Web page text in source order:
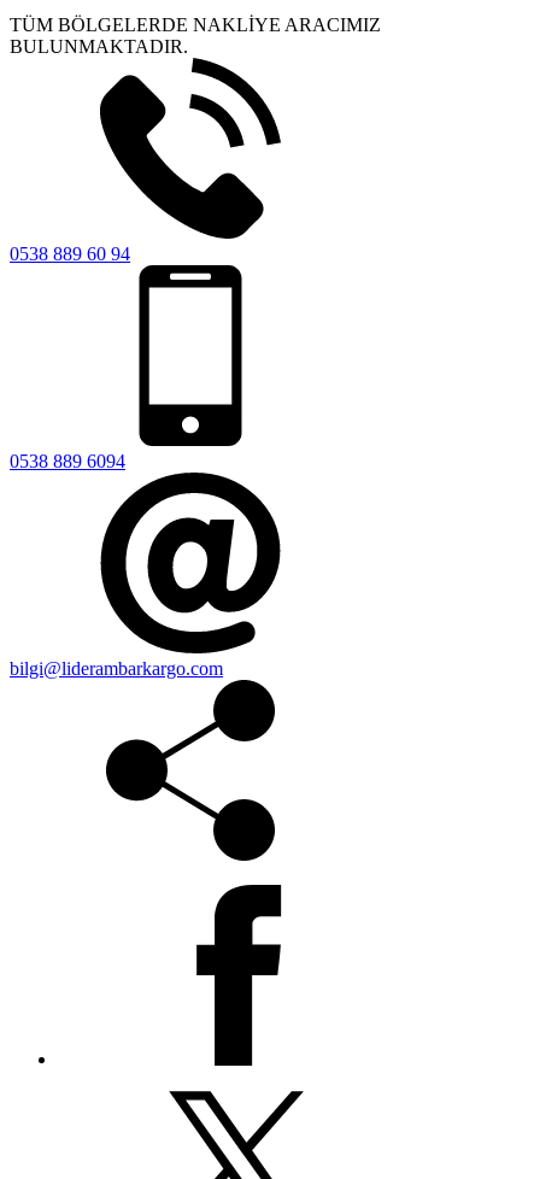
TÜM BÖLGELERDE NAKLİYE ARACIMIZ
BULUNMAKTADIR.
0538 889 60 94
0538 889 6094
bilgi@liderambarkargo.com